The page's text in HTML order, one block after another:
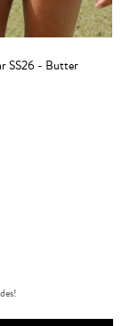
SS26 - Butter